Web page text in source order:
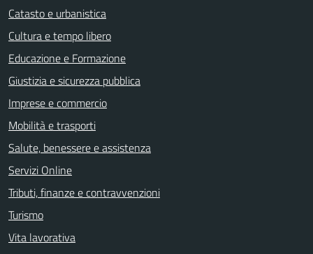
Catasto e urbanistica
Cultura e tempo libero
Educazione e Formazione
Giustizia e sicurezza pubblica
Imprese e commercio
Mobilità e trasporti
Salute, benessere e assistenza
Servizi Online
Tributi, finanze e contravvenzioni
Turismo
Vita lavorativa